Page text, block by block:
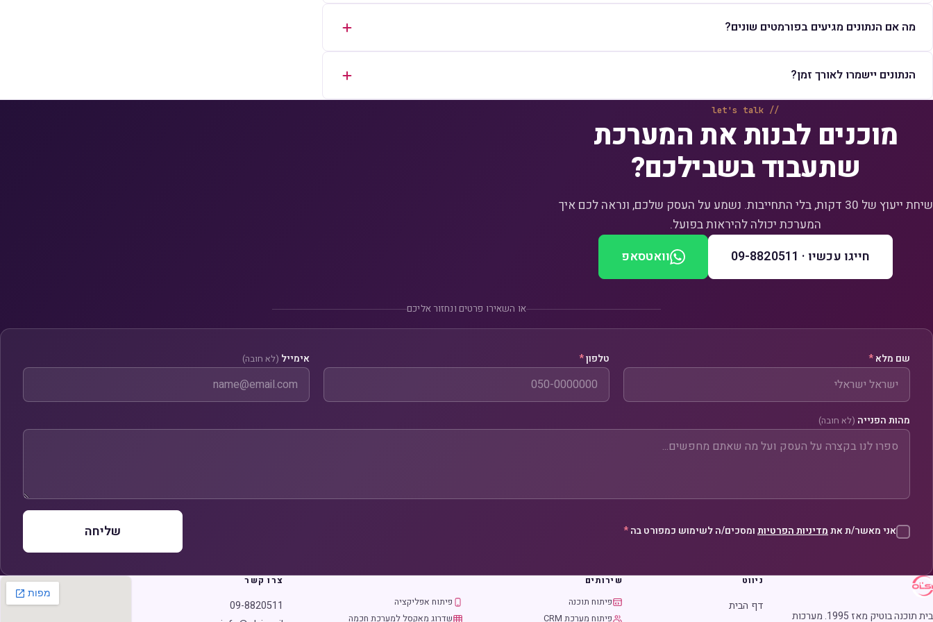
מה אם הנתונים מגיעים בפורמטים שונים?
הנתונים יישמרו לאורך זמן?
let's talk
מוכנים לבנות את המערכת
שתעבוד בשבילכם?
שיחת ייעוץ של 30 דקות, בלי התחייבות. נשמע על העסק שלכם, ונראה לכם איך
המערכת יכולה להיראות בפועל.
חייגו עכשיו · 09-8820511 וואטסאפ
או השאירו פרטים ונחזור אליכם
שם מלא * טלפון* אימייל (לא חובה)
מהות הפנייה (לא חובה)
אני מאשר/ת אתמדיניות הפרטיות ומסכים/ה לשימוש כמפורט בה * שליחה
בית תוכנה בוטיק מאז 1995. מערכות
ניווט
דף הבית
שירותים
פיתוח תוכנה
פיתוח אפליקציה
פיתוח מערכת CRM
שדרוג מאקסל למערכת חכמה
צרו קשר
09-8820511